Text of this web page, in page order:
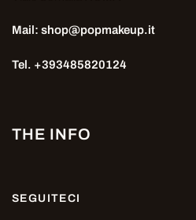
Mail: shop@popmakeup.it
Tel. +393485820124
THE INFO
SEGUITECI